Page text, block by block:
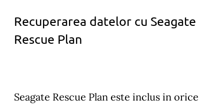
Recuperarea datelor cu Seagate
Rescue Plan
Seagate Rescue Plan este inclus in orice